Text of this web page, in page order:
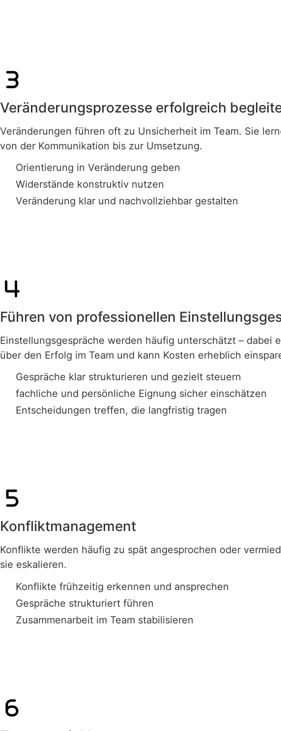
Veränderungsprozesse erfolgreich
Veränderungen führen oft zu Unsicherheit im Team. Sie
von der Kommunikation bis zur Umsetzung.
Orientierung in Veränderung geben
Widerstände konstruktiv nutzen
Veränderung klar und nachvollziehbar gestalten
Führen von professionellen
Einstellungsgespräche werden häufig unterschätzt – dabei
über den Erfolg im Team und kann Kosten erheblich
Gespräche klar strukturieren und gezielt steuern
fachliche und persönliche Eignung sicher einschätzen
Entscheidungen treffen, die langfristig tragen
Konfliktmanagement
Konflikte werden häufig zu spät angesprochen oder
sie eskalieren.
Konflikte frühzeitig erkennen und ansprechen
Gespräche strukturiert führen
Zusammenarbeit im Team stabilisieren